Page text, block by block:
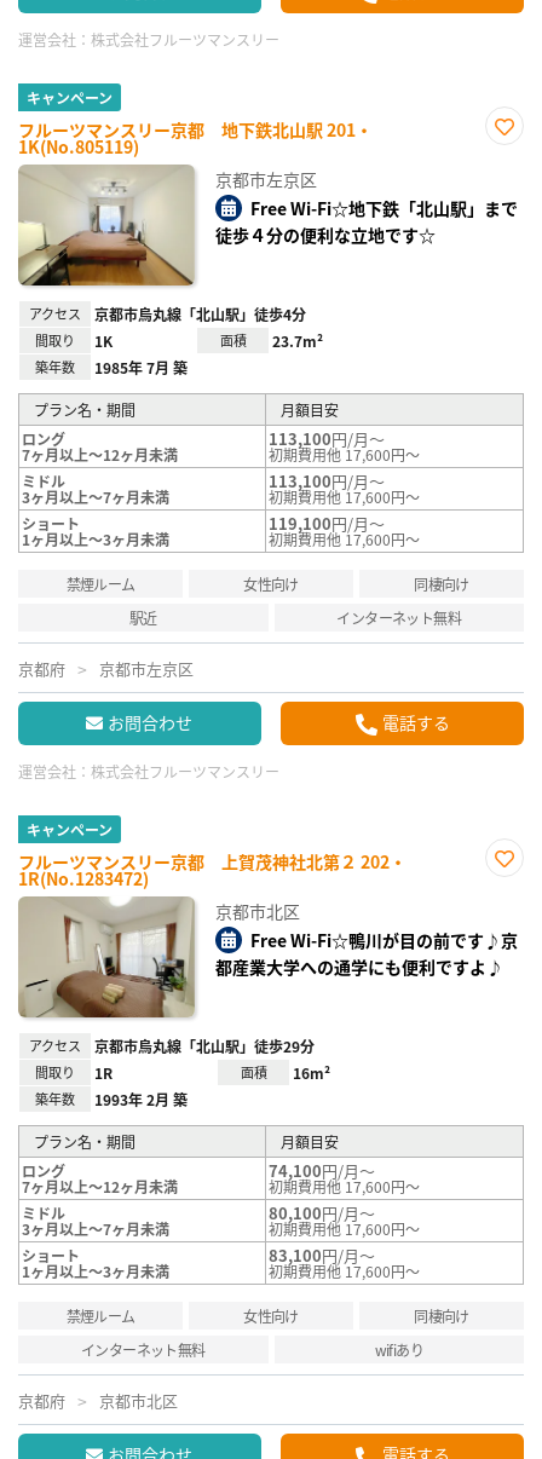
運営会社： 株式会社フルーツマンスリー
キャンペーン
フルーツマンスリー京都 地下鉄北山駅 201・
1K(No.805119)
録
京都市左京区
Free Wi-Fi☆地下鉄「北山駅」まで
徒歩４分の便利な立地です☆
アクセス 京都市烏丸線「北山駅」徒歩4分
間取り 1K 面積 23.7m²
築年数 1985年 7月 築
プラン名・期間
月額目安
ロング
7ヶ月以上～12ヶ月未満
113,100円/月～
初期費用他 17,600円～
ミドル
3ヶ月以上～7ヶ月未満
113,100円/月～
初期費用他 17,600円～
ショート
1ヶ月以上～3ヶ月未満
119,100円/月～
初期費用他 17,600円～
禁煙ルーム 女性向け
同棲向け
駅近
インターネット無料
京都府 京都市左京区
お問合わせ 電話する
運営会社： 株式会社フルーツマンスリー
キャンペーン
フルーツマンスリー京都 上賀茂神社北第２ 202・
1R(No.1283472)
録
京都市北区
Free Wi-Fi☆鴨川が目の前です♪京
都産業大学への通学にも便利ですよ♪
アクセス 京都市烏丸線「北山駅」徒歩29分
間取り 1R 面積 16m²
築年数 1993年 2月 築
プラン名・期間
月額目安
ロング
7ヶ月以上～12ヶ月未満
74,100円/月～
初期費用他 17,600円～
ミドル
3ヶ月以上～7ヶ月未満
80,100円/月～
初期費用他 17,600円～
ショート
1ヶ月以上～3ヶ月未満
83,100円/月～
初期費用他 17,600円～
禁煙ルーム 女性向け
同棲向け
インターネット無料
wifiあり
京都府 京都市北区